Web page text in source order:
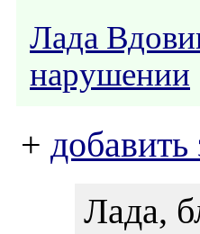
Лада
нарушении
+ добавить
Лада,